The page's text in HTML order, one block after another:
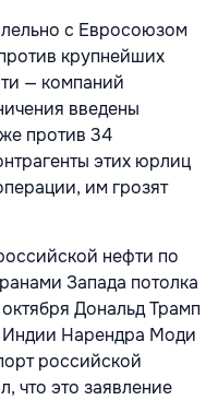
с Евросоюзом
крупнейших
— компаний
введены
против 34
этих юрлиц
им грозят
нефти по
Запада потолка
Дональд Трамп
Индии Нарендра Моди
российской
что это заявление